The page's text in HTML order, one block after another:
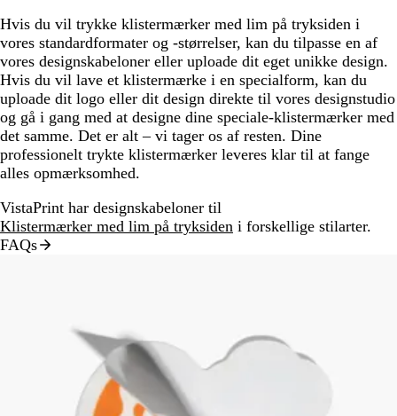
Hvis du vil trykke klistermærker med lim på tryksiden i
vores standardformater og -størrelser, kan du tilpasse en af
vores designskabeloner eller uploade dit eget unikke design.
Hvis du vil lave et klistermærke i en specialform, kan du
uploade dit logo eller dit design direkte til vores designstudio
og gå i gang med at designe dine speciale-klistermærker med
det samme. Det er alt – vi tager os af resten. Dine
professionelt trykte klistermærker leveres klar til at fange
alles opmærksomhed.
VistaPrint har designskabeloner til
Klistermærker med lim på tryksiden i forskellige stilarter.
FAQs